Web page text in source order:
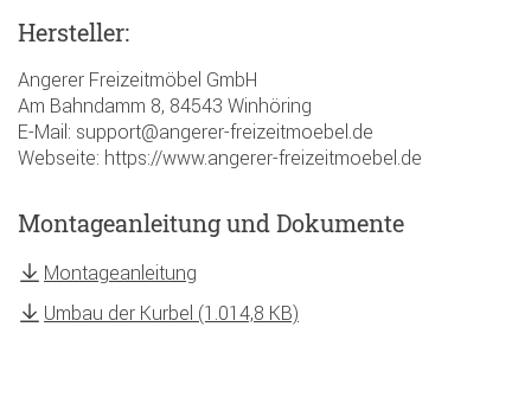
Hersteller:
Angerer Freizeitmöbel GmbH
Am Bahndamm 8, 84543 Winhöring
E-Mail: support@angerer-freizeitmoebel.de
Webseite: https://www.angerer-freizeitmoebel.de
Montageanleitung und Dokumente
Montageanleitung
Umbau der Kurbel (1.014,8 KB)